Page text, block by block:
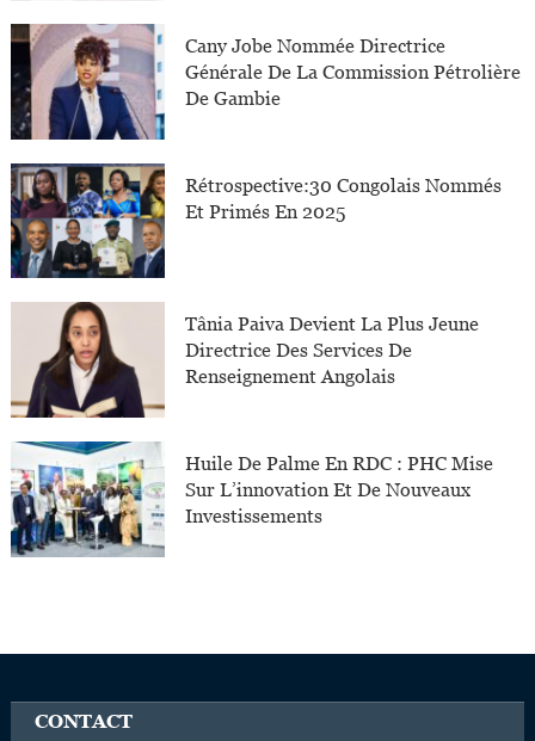
Cany Jobe Nommée Directrice
Générale De La Commission Pétrolière
De Gambie
Rétrospective:30 Congolais Nommés
Et Primés En 2025
Tânia Paiva Devient La Plus Jeune
Directrice Des Services De
Renseignement Angolais
Huile De Palme En RDC : PHC Mise
Sur L’innovation Et De Nouveaux
Investissements
CONTACT